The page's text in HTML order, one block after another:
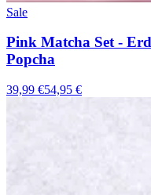
Sale
Pink Matcha Set -
Popcha
39,99 €54,95 €